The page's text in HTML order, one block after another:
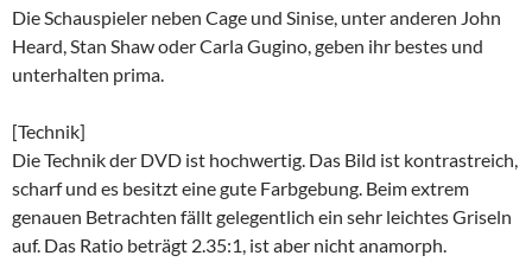
Die Schauspieler neben Cage und Sinise, unter anderen John
Heard, Stan Shaw oder Carla Gugino, geben ihr bestes und
unterhalten prima.
[Technik]
Die Technik der DVD ist hochwertig. Das Bild ist kontrastreich,
scharf und es besitzt eine gute Farbgebung. Beim extrem
genauen Betrachten fällt gelegentlich ein sehr leichtes Griseln
auf. Das Ratio beträgt 2.35:1, ist aber nicht anamorph.